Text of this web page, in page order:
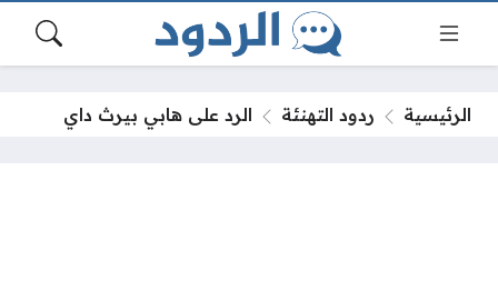
الرئيسية ردود التهنئة الرد على هابي بيرث داي